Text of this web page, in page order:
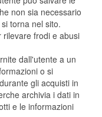
non sia necessario
torna nel sito.
rilevare frodi e abusi
dall'utente a un
o si
gli acquisti in
archivia i dati in
e le informazioni